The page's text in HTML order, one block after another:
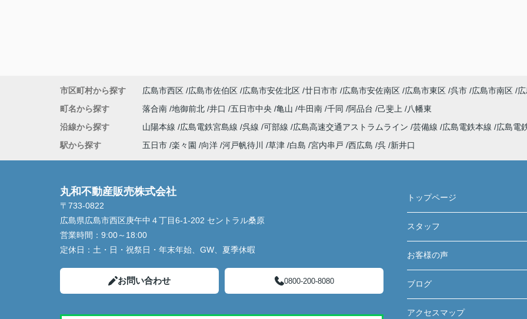
市区町村から探す 広島市西区 広島市佐伯区 広島市安佐北区 廿日市市 広島市安佐南区 広島市東区 呉市 広島市南区
町名から探す
落合南 地御前北 井口 五日市中央 亀山 牛田南 千同 阿品台 己斐上
八幡東
沿線から探す
山陽本線 広島電鉄宮島線 呉線 可部線 広島高速交通アストラムライン 芸備線 広島電鉄本線
広島電
駅から探す
五日市 楽々園 向洋 河戸帆待川 草津 白島 宮内串戸 西広島 呉 新井口
丸和不動産販売株式会社
〒733-0822
広島県広島市西区庚午中４丁目6-1-202 セントラル桑原
営業時間： 9:00～18:00
定休日： 土・日・祝祭日・年末年始、GW、夏季休暇
お問い合わせ 0800-200-8080
トップページ
スタッフ
お客様の声
ブログ
アクセスマップ